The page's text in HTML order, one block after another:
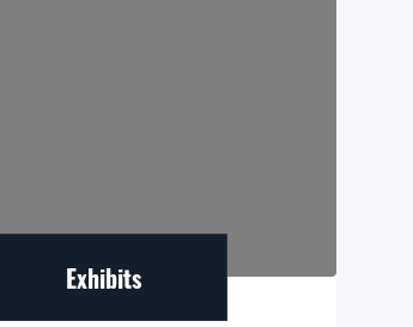
Exhibits